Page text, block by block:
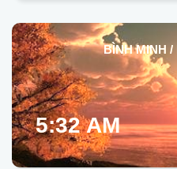
BÌNH MINH /
5:32 AM